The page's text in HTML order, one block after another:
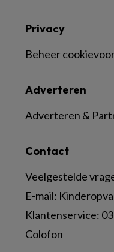
Contact
Veelgestelde
E-mail:
Klantenservice:
Colofon
Adverteren
Adverteren &
Privacy
Beheer